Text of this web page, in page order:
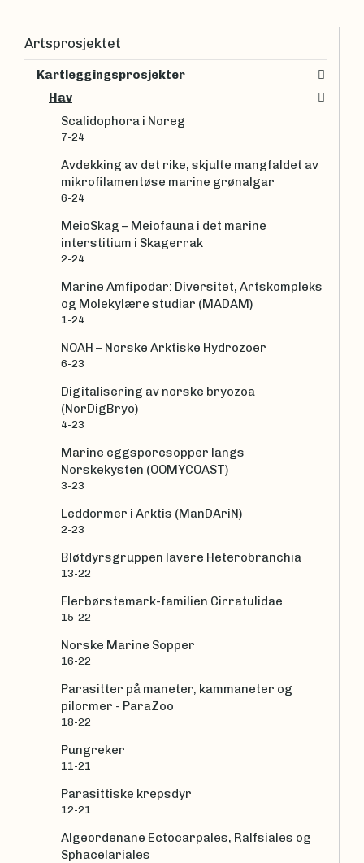
Artsprosjektet
Kartleggingsprosjekter
Hav
Scalidophora i Noreg
7-24
Avdekking av det rike, skjulte mangfaldet av
mikrofilamentøse marine grønalgar
6-24
MeioSkag – Meiofauna i det marine
interstitium i Skagerrak
2-24
Marine Amfipodar: Diversitet, Artskompleks
og Molekylære studiar (MADAM)
1-24
NOAH – Norske Arktiske Hydrozoer
6-23
Digitalisering av norske bryozoa
(NorDigBryo)
4-23
Marine eggsporesopper langs
Norskekysten (OOMYCOAST)
3-23
Leddormer i Arktis (ManDAriN)
2-23
Bløtdyrsgruppen lavere Heterobranchia
13-22
Flerbørstemark-familien Cirratulidae
15-22
Norske Marine Sopper
16-22
Parasitter på maneter, kammaneter og
pilormer - ParaZoo
18-22
Pungreker
11-21
Parasittiske krepsdyr
12-21
Algeordenane Ectocarpales, Ralfsiales og
Sphacelariales